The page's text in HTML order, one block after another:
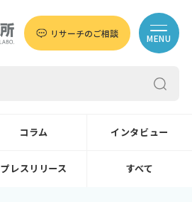
リサーチのご相談 MENU
コラム インタビュー
プレスリリース すべて